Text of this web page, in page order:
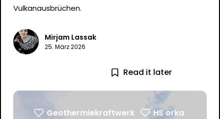
Vulkanausbrüchen.
Mirjam Lassak
25. März 2026
Read it later
Geothermiekraftwerk HS orka